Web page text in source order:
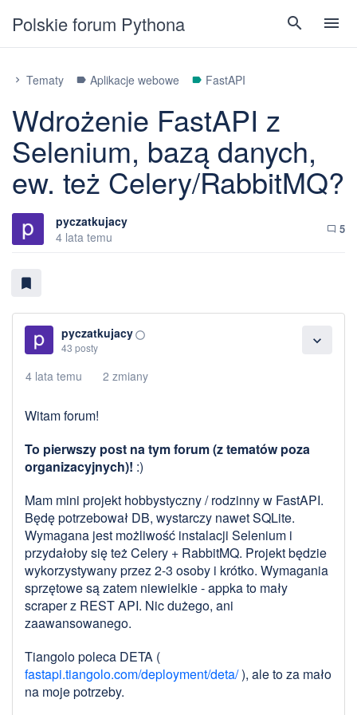
Polskie forum Pythona search menu
chevron_right Tematy label Aplikacje webowe label FastAPI
Wdrożenie FastAPI z
Selenium, bazą danych,
ew. też Celery/RabbitMQ?
pyczatkujacy
4 lata temu
chat_bubble_outline 5
bookmark
expand_more
pyczatkujacy panorama_fish_eye
43 posty
4 lata temu 2 zmiany
Witam forum!
To pierwszy post na tym forum (z tematów poza
organizacyjnych)! :)
Mam mini projekt hobbystyczny / rodzinny w FastAPI.
Będę potrzebował DB, wystarczy nawet SQLite.
Wymagana jest możliwość instalacji Selenium i
przydałoby się też Celery + RabbitMQ. Projekt będzie
wykorzystywany przez 2-3 osoby i krótko. Wymagania
sprzętowe są zatem niewielkie - appka to mały
scraper z REST API. Nic dużego, ani
zaawansowanego.
Tiangolo poleca DETA (
fastapi.tiangolo.com/deployment/deta/), ale to za mało
na moje potrzeby.